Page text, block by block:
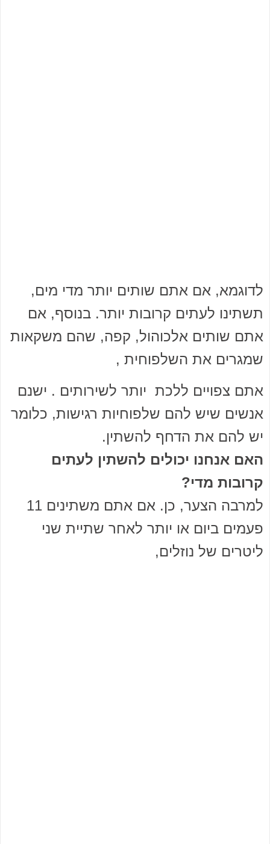
לדוגמא, אם אתם שותים יותר מדי מים,
תשתינו לעתים קרובות יותר. בנוסף, אם
אתם שותים אלכוהול, קפה, שהם משקאות
שמגרים את השלפוחית ,
אתם צפויים ללכת יותר לשירותים . ישנם
אנשים שיש להם שלפוחיות רגישות, כלומר
יש להם את הדחף להשתין.
האם אנחנו יכולים להשתין לעתים
קרובות מדי?
למרבה הצער, כן. אם אתם משתינים 11
פעמים ביום או יותר לאחר שתיית שני
ליטרים של נוזלים,